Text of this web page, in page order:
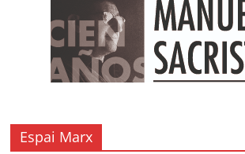
Espai Marx